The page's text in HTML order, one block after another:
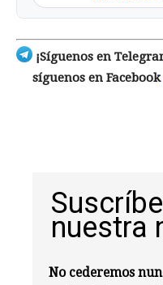
¡Síguenos en
síguenos en Facebook
nuestra
No cederemos